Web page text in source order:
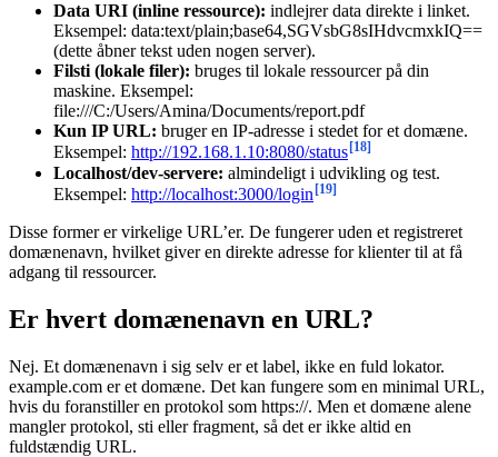
Data URI (inline ressource): indlejrer data direkte i linket.
Eksempel: data:text/plain;base64,SGVsbG8sIHdvcmxkIQ==
(dette åbner tekst uden nogen server).
Filsti (lokale filer): bruges til lokale ressourcer på din
maskine. Eksempel:
file:///C:/Users/Amina/Documents/report.pdf
Kun IP URL: bruger en IP-adresse i stedet for et domæne.
Eksempel: http://192.168.1.10:8080/status [18]
Localhost/dev-servere: almindeligt i udvikling og test.
Eksempel: http://localhost:3000/login [19]
Disse former er virkelige URL’er. De fungerer uden et registreret
domænenavn, hvilket giver en direkte adresse for klienter til at få
adgang til ressourcer.
Er hvert domænenavn en URL?
Nej. Et domænenavn i sig selv er et label, ikke en fuld lokator.
example.com er et domæne. Det kan fungere som en minimal URL,
hvis du foranstiller en protokol som https://. Men et domæne alene
mangler protokol, sti eller fragment, så det er ikke altid en
fuldstændig URL.